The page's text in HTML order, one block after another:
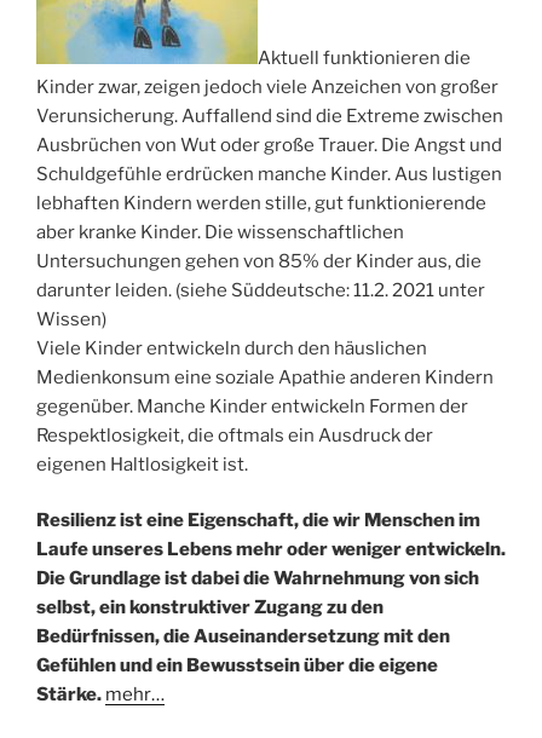
Aktuell funktionieren die
Kinder zwar, zeigen jedoch viele Anzeichen von großer
Verunsicherung. Auffallend sind die Extreme zwischen
Ausbrüchen von Wut oder große Trauer. Die Angst und
Schuldgefühle erdrücken manche Kinder. Aus lustigen
lebhaften Kindern werden stille, gut funktionierende
aber kranke Kinder. Die wissenschaftlichen
Untersuchungen gehen von 85% der Kinder aus, die
darunter leiden. (siehe Süddeutsche: 11.2. 2021 unter
Wissen)
Viele Kinder entwickeln durch den häuslichen
Medienkonsum eine soziale Apathie anderen Kindern
gegenüber. Manche Kinder entwickeln Formen der
Respektlosigkeit, die oftmals ein Ausdruck der
eigenen Haltlosigkeit ist.
Resilienz ist eine Eigenschaft, die wir Menschen im
Laufe unseres Lebens mehr oder weniger entwickeln.
Die Grundlage ist dabei die Wahrnehmung von sich
selbst, ein konstruktiver Zugang zu den
Bedürfnissen, die Auseinandersetzung mit den
Gefühlen und ein Bewusstsein über die eigene
Stärke. mehr…